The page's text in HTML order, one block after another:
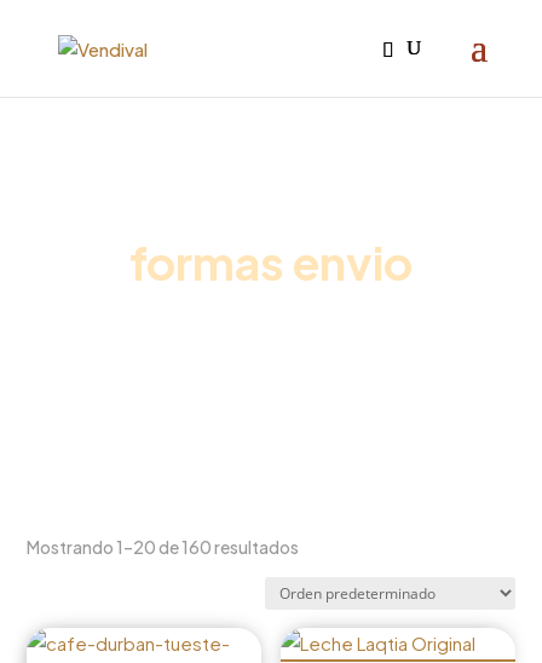
formas envio
Mostrando 1–20 de 160 resultados